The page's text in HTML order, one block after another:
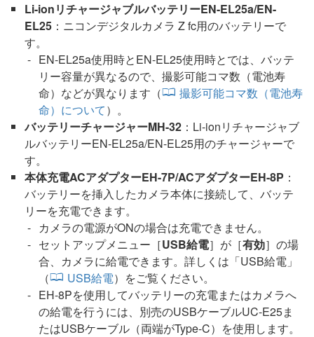
Li-ionリチャージャブルバッテリーEN-EL25a/EN-
EL25 ：ニコンデジタルカメラ Z fc用のバッテリーで
す。
EN-EL25a使用時とEN-EL25使用時とでは、バッテ
リー容量が異なるので、撮影可能コマ数（電池寿
命）などが異なります（
撮影可能コマ数（電池寿
命）について）。
バッテリーチャージャーMH-32 ：Li-ionリチャージャブ
ルバッテリーEN-EL25a/EN-EL25用のチャージャーで
す。
本体充電ACアダプターEH-7P/ACアダプターEH-8P ：
バッテリーを挿入したカメラ本体に接続して、バッテ
リーを充電できます。
カメラの電源がONの場合は充電できません。
セットアップメニュー［USB給電］が［有効］の場
合、カメラに給電できます。詳しくは「USB給電 」
（
USB給電）をご覧ください。
EH-8Pを使用してバッテリーの充電またはカメラへ
の給電を行うには、別売のUSBケーブルUC-E25ま
たはUSBケーブル（両端がType-C）を使用します。